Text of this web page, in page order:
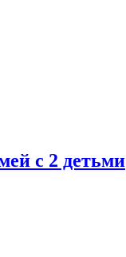
с 2 детьми